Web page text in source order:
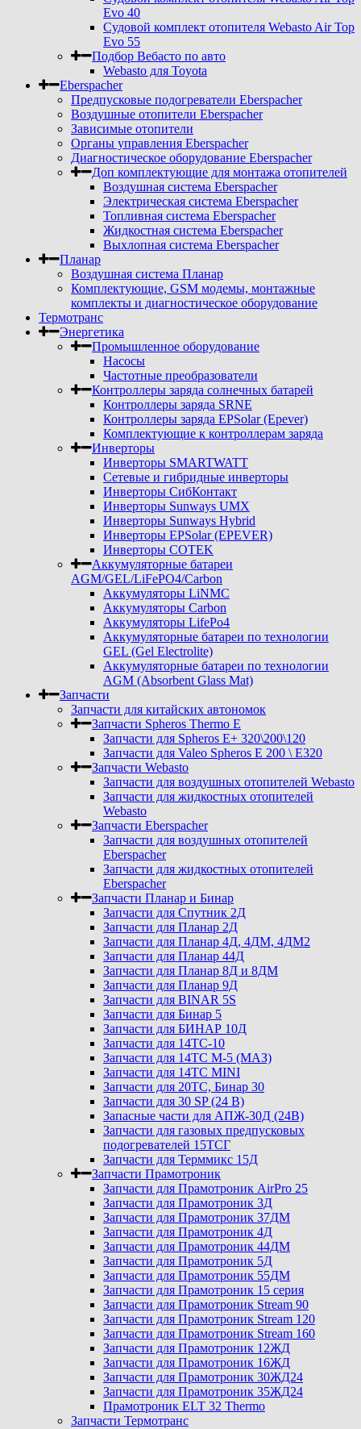
Evo 40
Судовой комплект отопителя Webasto Air Top
Evo 55
Подбор Вебасто по авто
Webasto для Toyota
Eberspacher
Предпусковые подогреватели Eberspacher
Воздушные отопители Eberspacher
Зависимые отопители
Органы управления Eberspacher
Диагностическое оборудование Eberspacher
Доп комплектующие для монтажа отопителей
Воздушная система Eberspacher
Электрическая система Eberspacher
Топливная система Eberspacher
Жидкостная система Eberspacher
Выхлопная система Eberspacher
Планар
Воздушная система Планар
Комплектующие, GSM модемы, монтажные
комплекты и диагностическое оборудование
Термотранс
Энергетика
Промышленное оборудование
Насосы
Частотные преобразователи
Контроллеры заряда солнечных батарей
Контроллеры заряда SRNE
Контроллеры заряда EPSolar (Epever)
Комплектующие к контроллерам заряда
Инверторы
Инверторы SMARTWATT
Сетевые и гибридные инверторы
Инверторы СибКонтакт
Инверторы Sunways UMX
Инверторы Sunways Hybrid
Инверторы EPSolar (EPEVER)
Инверторы COTEK
Аккумуляторные батареи
AGM/GEL/LiFePO4/Carbon
Аккумуляторы LiNMC
Аккумуляторы Carbon
Аккумуляторы LifePo4
Аккумуляторные батареи по технологии
GEL (Gel Electrolite)
Аккумуляторные батареи по технологии
AGM (Absorbent Glass Mat)
Запчасти
Запчасти для китайских автономок
Запчасти Spheros Thermo E
Запчасти для Spheros E+ 320\200\120
Запчасти для Valeo Spheros E 200 \ E320
Запчасти Webasto
Запчасти для воздушных отопителей Webasto
Запчасти для жидкостных отопителей
Webasto
Запчасти Eberspacher
Запчасти для воздушных отопителей
Eberspacher
Запчасти для жидкостных отопителей
Eberspacher
Запчасти Планар и Бинар
Запчасти для Спутник 2Д
Запчасти для Планар 2Д
Запчасти для Планар 4Д, 4ДМ, 4ДМ2
Запчасти для Планар 44Д
Запчасти для Планар 8Д и 8ДМ
Запчасти для Планар 9Д
Запчасти для BINAR 5S
Запчасти для Бинар 5
Запчасти для БИНАР 10Д
Запчасти для 14ТС-10
Запчасти для 14ТС М-5 (МАЗ)
Запчасти для 14ТС MINI
Запчасти для 20ТС, Бинар 30
Запчасти для 30 SP (24 В)
Запасные части для АПЖ-30Д (24В)
Запчасти для газовых предпусковых
подогревателей 15ТСГ
Запчасти для Терммикс 15Д
Запчасти Прамотроник
Запчасти для Прамотроник AirPro 25
Запчасти для Прамотроник 3Д
Запчасти для Прамотроник 37ДМ
Запчасти для Прамотроник 4Д
Запчасти для Прамотроник 44ДМ
Запчасти для Прамотроник 5Д
Запчасти для Прамотроник 55ДМ
Запчасти для Прамотроник 15 серия
Запчасти для Прамотроник Stream 90
Запчасти для Прамотроник Stream 120
Запчасти для Прамотроник Stream 160
Запчасти для Прамотроник 12ЖД
Запчасти для Прамотроник 16ЖД
Запчасти для Прамотроник 30ЖД24
Запчасти для Прамотроник 35ЖД24
Прамотроник ELT 32 Thermo
Запчасти Термотранс